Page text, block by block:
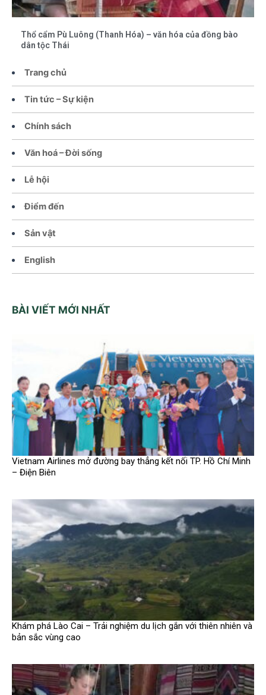
Trang chủ
Tin tức – Sự kiện
Chính sách
Văn hoá – Đời sống
Lễ hội
Điểm đến
Sản vật
English
BÀI VIẾT MỚI NHẤT
Vietnam Airlines mở đường bay thẳng kết nối TP. Hồ Chí Minh
– Điện Biên
Khám phá Lào Cai – Trải nghiệm du lịch gắn với thiên nhiên và
bản sắc vùng cao
Thổ cẩm Pù Luông (Thanh Hóa) – văn hóa của đồng bào
dân tộc Thái